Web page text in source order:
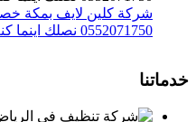
0552071750 نصلك اينما كنت
خدماتنا